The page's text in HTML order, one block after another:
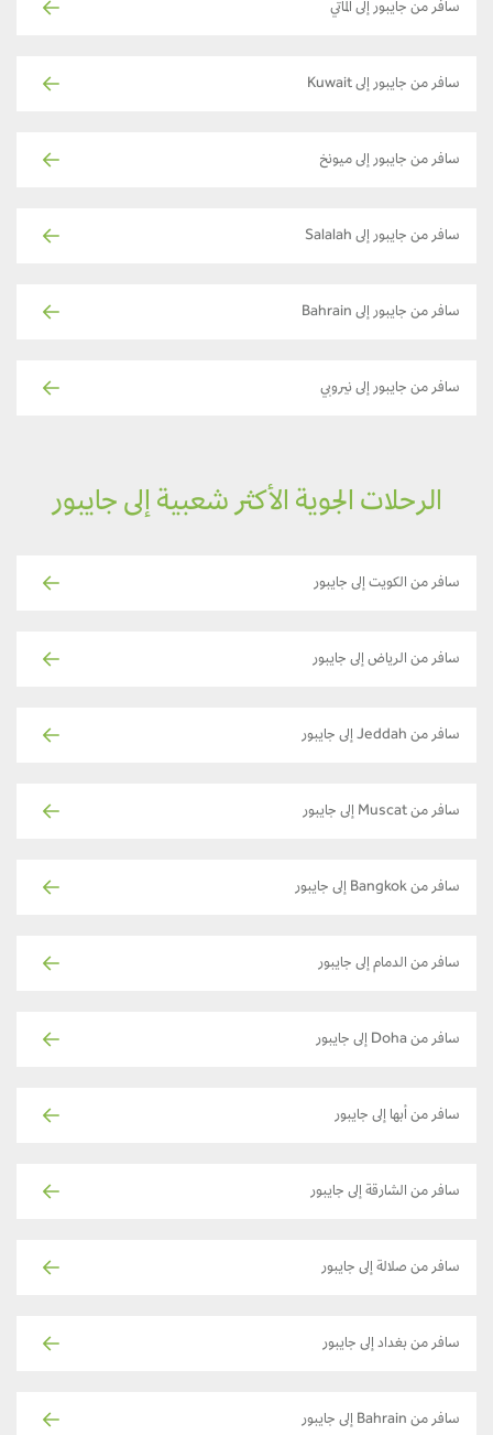
سافر من جايبور إلى ألماتي
سافر من جايبور إلى Kuwait
سافر من جايبور إلى ميونخ
سافر من جايبور إلى Salalah
سافر من جايبور إلى Bahrain
سافر من جايبور إلى نيروبي
الرحلات الجوية الأكثر شعبية إلى جايبور
سافر من الكويت إلى جايبور
سافر من الرياض إلى جايبور
سافر من Jeddah إلى جايبور
سافر من Muscat إلى جايبور
سافر من Bangkok إلى جايبور
سافر من الدمام إلى جايبور
سافر من Doha إلى جايبور
سافر من أبها إلى جايبور
سافر من الشارقة إلى جايبور
سافر من صلالة إلى جايبور
سافر من بغداد إلى جايبور
سافر من Bahrain إلى جايبور